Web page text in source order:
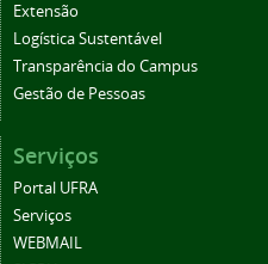
Extensão
Logística Sustentável
Transparência do Campus
Gestão de Pessoas
Serviços
Portal UFRA
Serviços
WEBMAIL